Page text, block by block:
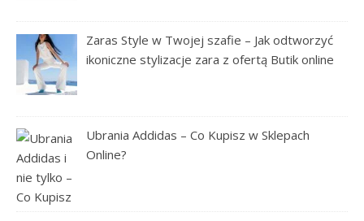
Zaras Style w Twojej szafie – Jak odtworzyć
ikoniczne stylizacje zara z ofertą Butik online
Ubrania Addidas – Co Kupisz w Sklepach
Online?